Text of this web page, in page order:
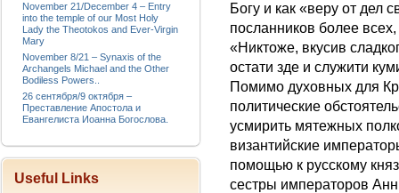
Богу и как «веру от дел
посланников более
«Никтоже, вкусив
остати зде и служити
Помимо духовных для
политические
усмирить мятежных
византийские
помощью к русскому
сестры императоров
November 21/December 4 – Entry
into the temple of our Most Holy
Lady the Theotokos and Ever-Virgin
Mary
November 8/21 – Synaxis of the
Archangels Michael and the Other
Bodiless Powers..
26 сентября/9 октября –
Преставление Апостола и
Евангелиста Иоанна Богослова.
Useful Links